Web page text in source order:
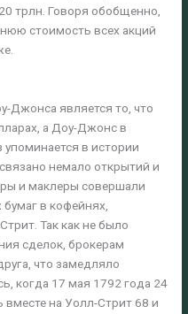
трлн. Говоря обобщенно,
стоимость всех акций
Джонса является то, что
а Доу-Джонс в
упоминается в истории
немало открытий и
и маклеры совершали
в кофейнях,
Так как не было
сделок, брокерам
что замедляло
когда 17 мая 1792 года 24
на Уолл-Стрит 68 и